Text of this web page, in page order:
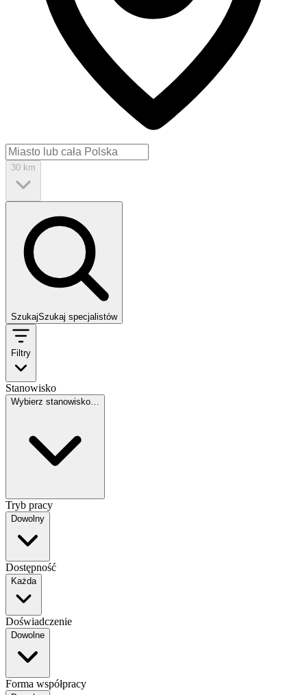
30 km
SzukajSzukaj specjalistów
Filtry
Stanowisko
Wybierz stanowisko…
Tryb pracy
Dowolny
Dostępność
Każda
Doświadczenie
Dowolne
Forma współpracy